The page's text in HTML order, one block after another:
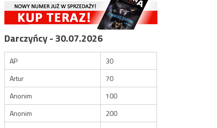
Darczyńcy - 30.07.2026
AP
30
Artur
70
Anonim
100
Anonim
200